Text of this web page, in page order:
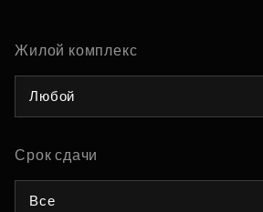
Жилой комплекс
Любой
Срок сдачи
Все